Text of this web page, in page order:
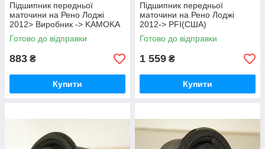
Підшипник передньої
маточини на Рено Лоджі
2012> Виробник -> KAMOKA
(Польща) - 5600100
Готово до відправки
883 ₴
Купити
Підшипник передньої
маточини на Рено Лоджі
2012-> PFI(США)
PW42770039CSM
Готово до відправки
1 559 ₴
Купити